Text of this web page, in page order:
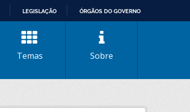
LEGISLAÇÃO ÓRGÃOS DO GOVERNO
Temas Sobre